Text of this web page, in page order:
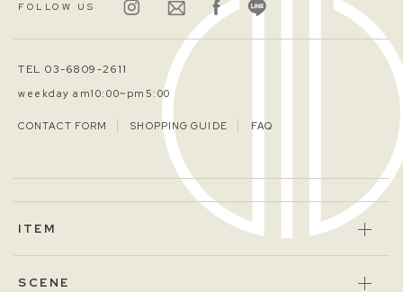
FOLLOW US
TEL 03-6809-2611
weekday am10:00~pm5:00
CONTACT FORM SHOPPING GUIDE FAQ
ITEM
SCENE